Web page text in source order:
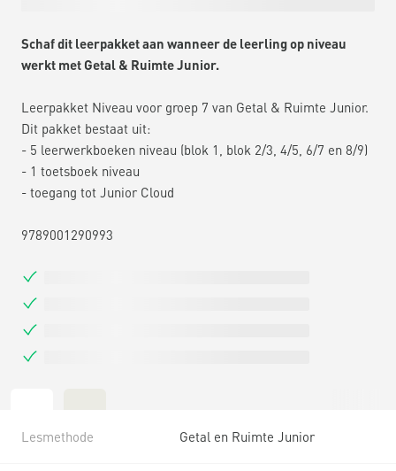
Schaf dit leerpakket aan wanneer de leerling op niveau
werkt met Getal & Ruimte Junior.
Leerpakket Niveau voor groep 7 van Getal & Ruimte Junior.
Dit pakket bestaat uit:
- 5 leerwerkboeken niveau (blok 1, blok 2/3, 4/5, 6/7 en 8/9)
- 1 toetsboek niveau
- toegang tot Junior Cloud
9789001290993
Lesmethode Getal en Ruimte Junior